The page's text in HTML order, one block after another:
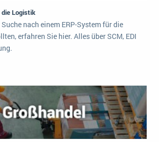
die Logistik
nach einem ERP-System für die
erfahren Sie hier. Alles über SCM, EDI